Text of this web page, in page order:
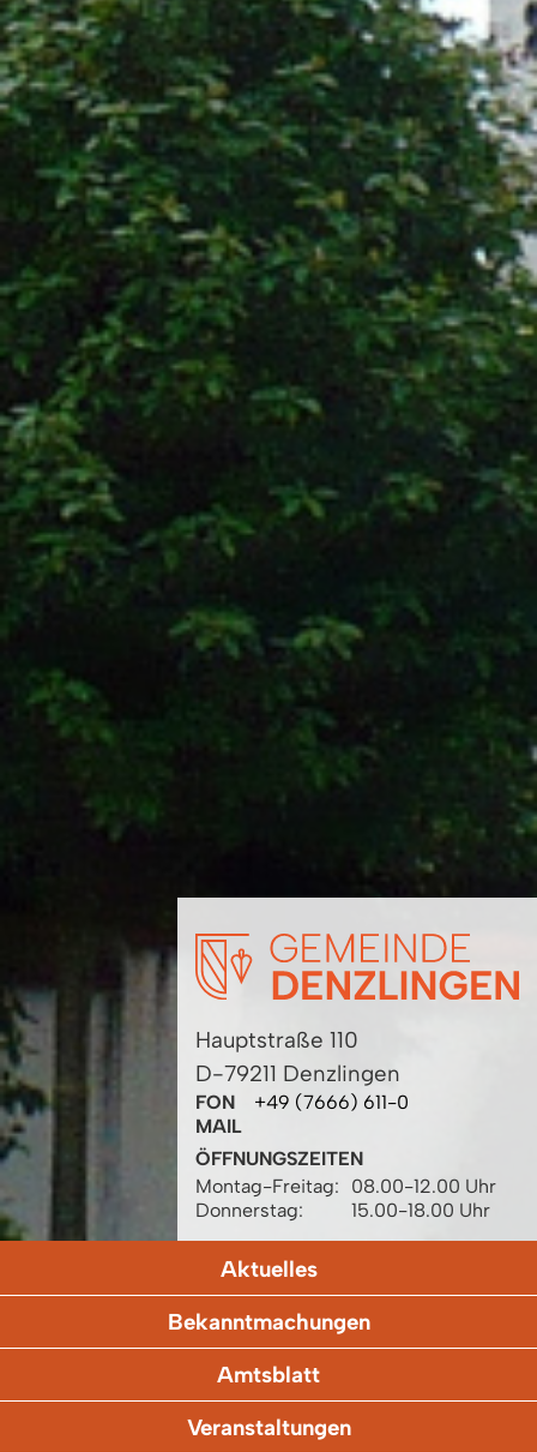
Hauptstraße 110
D-79211 Denzlingen
FON
+49 (7666) 611-0
MAIL
ÖFFNUNGSZEITEN
Montag-Freitag:
08.00-12.00 Uhr
Donnerstag:
15.00-18.00 Uhr
Aktuelles
Bekanntmachungen
Amtsblatt
Veranstaltungen